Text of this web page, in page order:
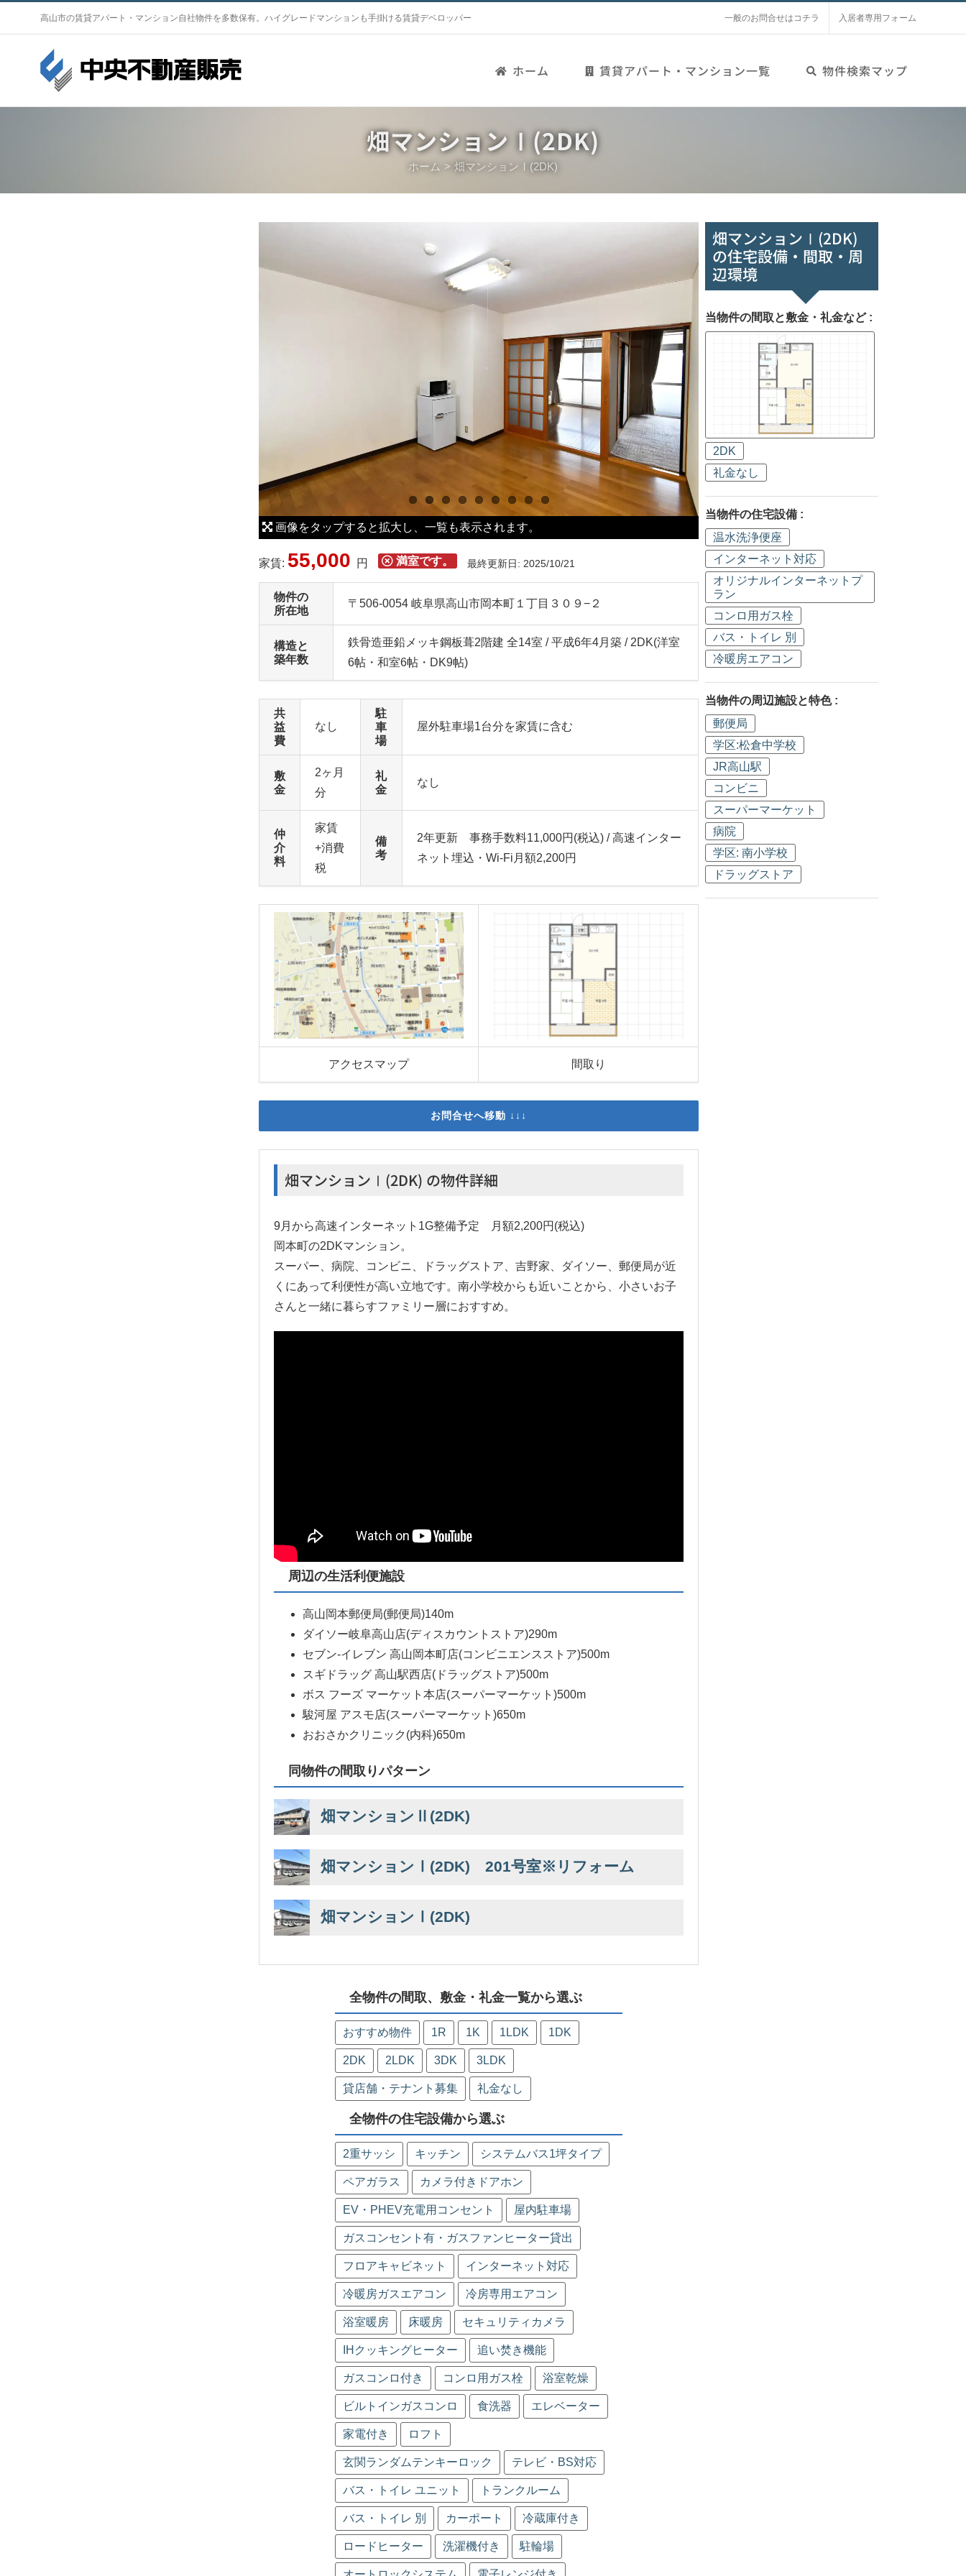
o
高山市の賃貸アパート・マンション自社物件を多数保有。ハイグレードマンションも手掛ける賃貸デベロッパー 一般のお問合せはコチラ 入居者専用フォーム
ホーム 賃貸アパート・マンション一覧 物件検索マップ
畑マンションⅠ(2DK)
ホーム 畑マンションⅠ(2DK)
e
g
画像をタップすると拡大し、一覧も表示されます。
家賃: 55,000 円 満室です。 最終更新日: 2025/10/21
物件の
所在地
〒506-0054 岐阜県高山市岡本町１丁目３０９−２
構造と
築年数
鉄骨造亜鉛メッキ鋼板葺2階建 全14室 / 平成6年4月築 / 2DK(洋室
6帖・和室6帖・DK9帖)
共
益
費
なし
駐
車
場
屋外駐車場1台分を家賃に含む
敷
金
2ヶ月
分
礼
金
なし
仲
介
料
家賃
+消費
税
備
考
2年更新 事務手数料11,000円(税込) / 高速インター
ネット埋込・Wi-Fi月額2,200円
アクセスマップ 間取り
お問合せへ移動 ↓↓↓
畑マンションⅠ(2DK) の物件詳細
9月から高速インターネット1G整備予定 月額2,200円(税込)
岡本町の2DKマンション。
スーパー、病院、コンビニ、ドラッグストア、吉野家、ダイソー、郵便局が近
くにあって利便性が高い立地です。南小学校からも近いことから、小さいお子
さんと一緒に暮らすファミリー層におすすめ。
周辺の生活利便施設
高山岡本郵便局(郵便局)140m
ダイソー岐阜高山店(ディスカウントストア)290m
セブン-イレブン 高山岡本町店(コンビニエンスストア)500m
スギドラッグ 高山駅西店(ドラッグストア)500m
ボス フーズ マーケット本店(スーパーマーケット)500m
駿河屋 アスモ店(スーパーマーケット)650m
おおさかクリニック(内科)650m
同物件の間取りパターン
畑マンションⅡ(2DK)
畑マンションⅠ(2DK) 201号室※リフォーム
畑マンションⅠ(2DK)
全物件の間取、敷金・礼金一覧から選ぶ
おすすめ物件 1R 1K 1LDK 1DK
2DK 2LDK 3DK 3LDK
貸店舗・テナント募集 礼金なし
全物件の住宅設備から選ぶ
2重サッシ キッチン システムバス1坪タイプ
ペアガラス カメラ付きドアホン
EV・PHEV充電用コンセント 屋内駐車場
ガスコンセント有・ガスファンヒーター貸出
フロアキャビネット インターネット対応
冷暖房ガスエアコン 冷房専用エアコン
浴室暖房 床暖房 セキュリティカメラ
IHクッキングヒーター 追い焚き機能
ガスコンロ付き コンロ用ガス栓 浴室乾燥
ビルトインガスコンロ 食洗器 エレベーター
家電付き ロフト
玄関ランダムテンキーロック テレビ・BS対応
バス・トイレ ユニット トランクルーム
バス・トイレ 別 カーポート 冷蔵庫付き
ロードヒーター 洗濯機付き 駐輪場
畑マンションⅠ(2DK)
の住宅設備・間取・周
辺環境
当物件の間取と敷金・礼金など :
2DK
礼金なし
当物件の住宅設備 :
温水洗浄便座
インターネット対応
オリジナルインターネットプ
ラン
コンロ用ガス栓
バス・トイレ 別
冷暖房エアコン
当物件の周辺施設と特色 :
郵便局
学区:松倉中学校
JR高山駅
コンビニ
スーパーマーケット
病院
学区: 南小学校
ドラッグストア